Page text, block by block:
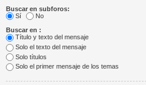
Buscar en subforos:
Sí
No
Buscar en :
Título y texto del mensaje
Solo el texto del mensaje
Solo títulos
Solo el primer mensaje de los temas